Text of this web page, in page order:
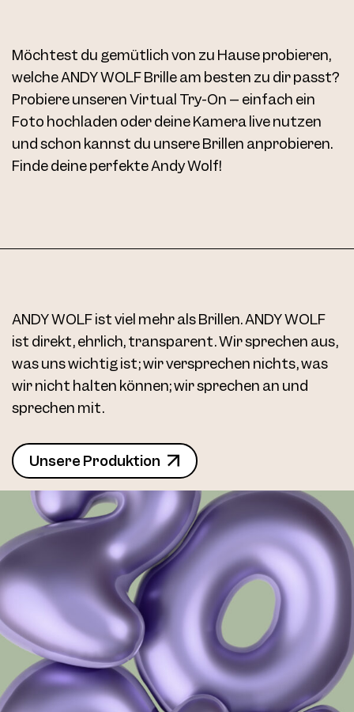
Möchtest du gemütlich von zu Hause probieren,
welche ANDY WOLF Brille am besten zu dir passt?
Probiere unseren Virtual Try-On – einfach ein
Foto hochladen oder deine Kamera live nutzen
und schon kannst du unsere Brillen anprobieren.
Finde deine perfekte Andy Wolf!
ANDY WOLF ist viel mehr als Brillen. ANDY WOLF
ist direkt, ehrlich, transparent. Wir sprechen aus,
was uns wichtig ist; wir versprechen nichts, was
wir nicht halten können; wir sprechen an und
sprechen mit.
Unsere Produktion
AW04 Clip Col. 03 56